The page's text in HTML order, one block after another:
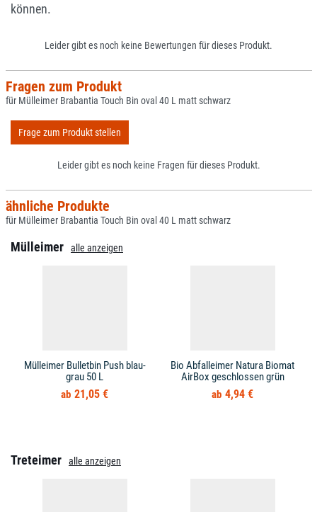
können.
Leider gibt es noch keine Bewertungen für dieses Produkt.
Fragen zum Produkt
für Mülleimer Brabantia Touch Bin oval 40 L matt schwarz
Frage zum Produkt stellen
Leider gibt es noch keine Fragen für dieses Produkt.
ähnliche Produkte
für Mülleimer Brabantia Touch Bin oval 40 L matt schwarz
Mülleimer alle anzeigen
Mülleimer Bulletbin Push blau-
grau 50 L
21,05 €
Bio Abfalleimer Natura Biomat
AirBox geschlossen grün
4,94 €
Treteimer alle anzeigen